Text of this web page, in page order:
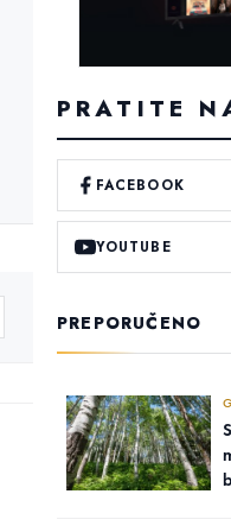
PRATITE
FACEBOOK
YOUTUBE
PREPORUČENO